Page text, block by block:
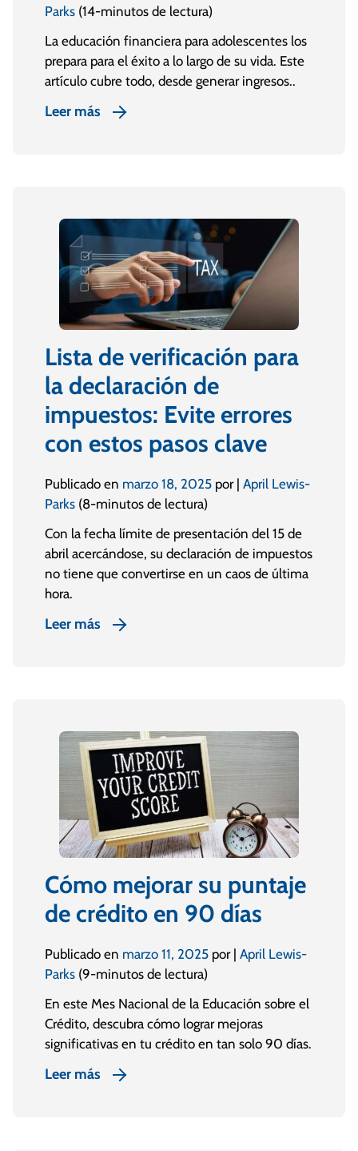
Parks (14-minutos de lectura)
La educación financiera para adolescentes los
prepara para el éxito a lo largo de su vida. Este
artículo cubre todo, desde generar ingresos..
Leer más
Lista de verificación para
la declaración de
impuestos: Evite errores
con estos pasos clave
Publicado en marzo 18, 2025 por | April Lewis-
Parks (8-minutos de lectura)
Con la fecha límite de presentación del 15 de
abril acercándose, su declaración de impuestos
no tiene que convertirse en un caos de última
hora.
Leer más
Cómo mejorar su puntaje
de crédito en 90 días
Publicado en marzo 11, 2025 por | April Lewis-
Parks (9-minutos de lectura)
En este Mes Nacional de la Educación sobre el
Crédito, descubra cómo lograr mejoras
significativas en tu crédito en tan solo 90 días.
Leer más